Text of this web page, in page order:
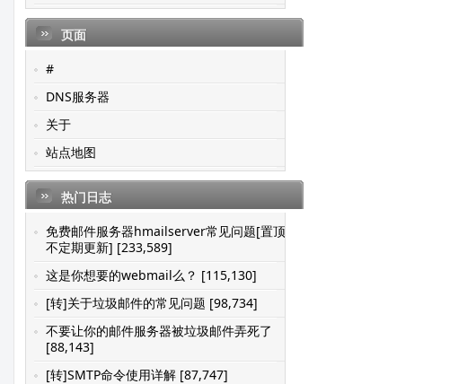
页面
#
DNS服务器
关于
站点地图
热门日志
免费邮件服务器hmailserver常见问题[置顶-
不定期更新] [233,589]
这是你想要的webmail么？ [115,130]
[转]关于垃圾邮件的常见问题 [98,734]
不要让你的邮件服务器被垃圾邮件弄死了
[88,143]
[转]SMTP命令使用详解 [87,747]